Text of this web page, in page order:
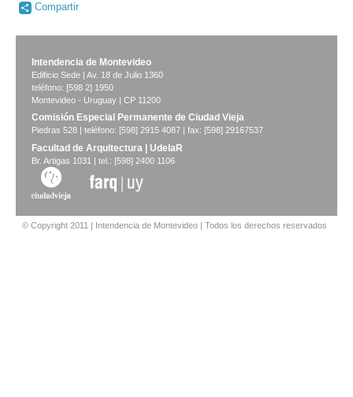
Compartir
Intendencia de Montevideo
Edificio Sede | Av. 18 de Julio 1360
teléfono: [598 2] 1950
Montevideo - Uruguay | CP 11200
Comisión Especial Permanente de Ciudad Vieja
Piedras 528 | teléfono: [598] 2915 4087 | fax: [598] 29167537
Facultad de Arquitectura | UdelaR
Br. Artigas 1031 | tel.: [598] 2400 1106
© Copyright 2011 | Intendencia de Montevideo | Todos los derechos reservados